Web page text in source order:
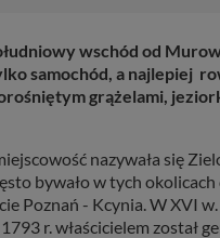
wschód od
samochód, a najlepiej
grążelami,
nazywała się
bywało w tych
Poznań - Kcynia. W XVI
r. właścicielem został